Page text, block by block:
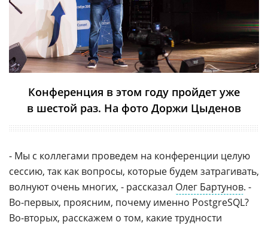
Конференция в этом году пройдет уже
в шестой раз. На фото Доржи Цыденов
- Мы с коллегами проведем на конференции целую
сессию, так как вопросы, которые будем затрагивать,
волнуют очень многих, - рассказал Олег Бартунов. -
Во-первых, проясним, почему именно PostgreSQL?
Во-вторых, расскажем о том, какие трудности